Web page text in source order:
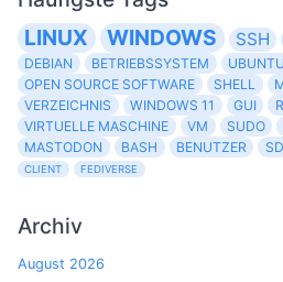
LINUX
WINDOWS SSH
DEBIAN BETRIEBSSYSTEM
UBUNTU
OPEN SOURCE SOFTWARE
SHELL
VERZEICHNIS
WINDOWS 11 GUI
VIRTUELLE MASCHINE
VM SUDO
MASTODON
BASH BENUTZER
CLIENT
FEDIVERSE
Archiv
August 2026